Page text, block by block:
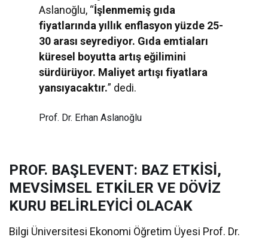
Aslanoğlu, “İşlenmemiş gıda
fiyatlarında yıllık enflasyon yüzde 25-
30 arası seyrediyor. Gıda emtiaları
küresel boyutta artış eğilimini
sürdürüyor. Maliyet artışı fiyatlara
yansıyacaktır.” dedi.
Prof. Dr. Erhan Aslanoğlu
PROF. BAŞLEVENT: BAZ ETKİSİ,
MEVSİMSEL ETKİLER VE DÖVİZ
KURU BELİRLEYİCİ OLACAK
Bilgi Üniversitesi Ekonomi Öğretim Üyesi Prof. Dr.